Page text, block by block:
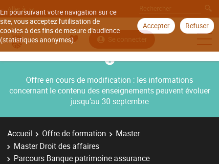
En poursuivant votre navigation sur ce
site, vous acceptez l'utilisation de
cookies à des fins de mesure d'audience
(statistiques anonymes).
Accepter Refuser
Aller à
Se connecter
Offre en cours de modification : les informations
concernant le contenu des enseignements peuvent évoluer
jusqu’au 30 septembre
Accueil Offre de formation
Master
Master Droit des affaires
Parcours Banque patrimoine assurance